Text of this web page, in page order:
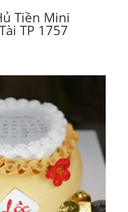
Tiền Mini
TP 1757
Khoảng
1,260,000₫